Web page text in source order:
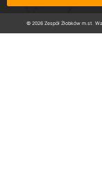
© 2026 Zespół Żłobków m.st.